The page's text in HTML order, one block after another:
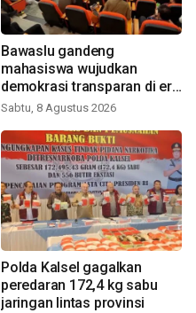
Bawaslu gandeng
mahasiswa wujudkan
demokrasi transparan di era
digital
Sabtu, 8 Agustus 2026
Polda Kalsel gagalkan
peredaran 172,4 kg sabu
jaringan lintas provinsi